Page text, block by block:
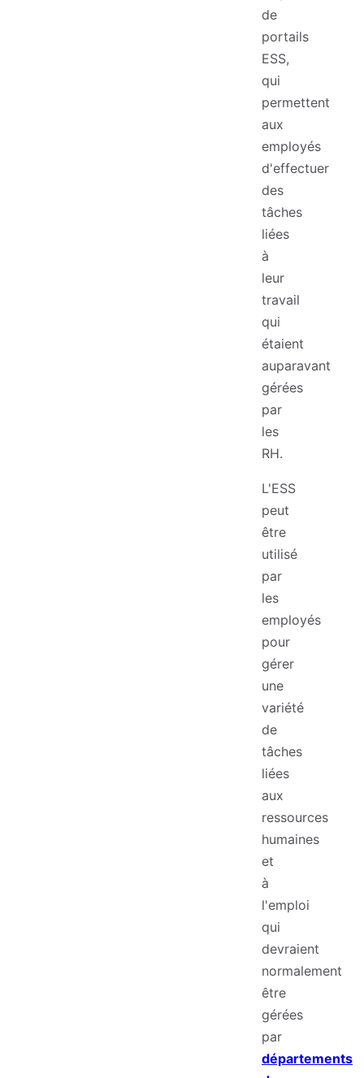
de
portails
ESS,
qui
permettent
aux
employés
d'effectuer
des
tâches
liées
à
leur
travail
qui
étaient
auparavant
gérées
par
les
RH.
L'ESS
peut
être
utilisé
par
les
employés
pour
gérer
une
variété
de
tâches
liées
aux
ressources
humaines
et
à
l'emploi
qui
devraient
normalement
être
gérées
par
départements